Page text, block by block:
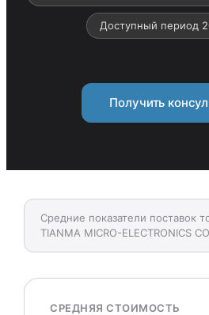
Доступный период
Получить
Средние показатели поставок
TIANMA MICRO-ELECTRONICS
СРЕДНЯЯ СТОИМОСТЬ